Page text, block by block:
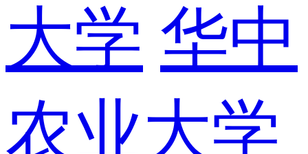
大学 华中
农业大学